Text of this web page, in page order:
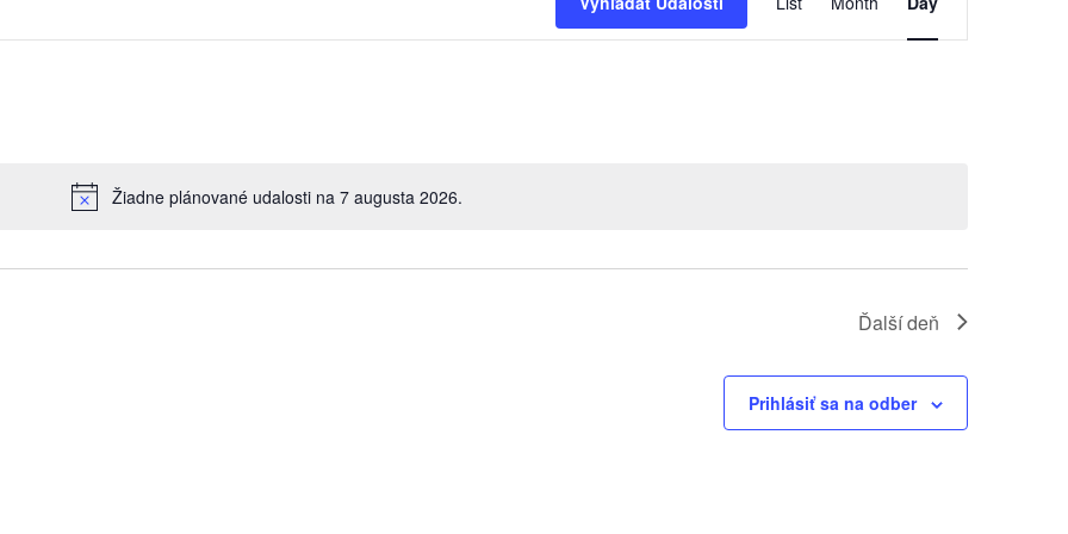
Žiadne plánované udalosti na 7 augusta 2026.
Navigácie
Ďalší deň
Prihlásiť sa na odber